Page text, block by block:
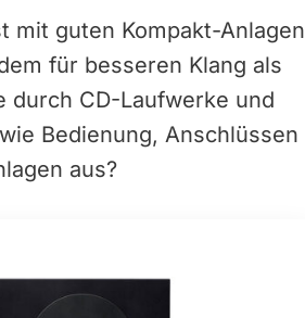
mit guten Kompakt-Anlagen
für besseren Klang als
durch CD-Laufwerke und
Bedienung, Anschlüssen
aus?